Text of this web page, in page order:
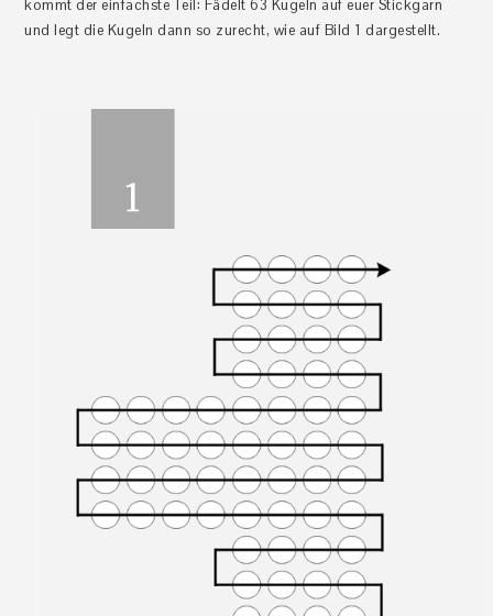
kommt der einfachste Teil: Fädelt 63 Kugeln auf euer Stickgarn
und legt die Kugeln dann so zurecht, wie auf Bild 1 dargestellt.